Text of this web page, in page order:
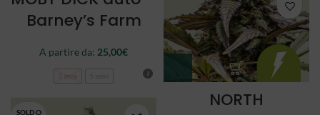
Barney’s Farm
A partire da: 25,00€
3 semi
NORTH
SOLD O